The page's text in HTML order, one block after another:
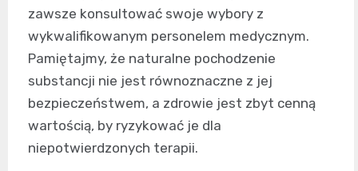
zawsze konsultować swoje wybory z
wykwalifikowanym personelem medycznym.
Pamiętajmy, że naturalne pochodzenie
substancji nie jest równoznaczne z jej
bezpieczeństwem, a zdrowie jest zbyt cenną
wartością, by ryzykować je dla
niepotwierdzonych terapii.